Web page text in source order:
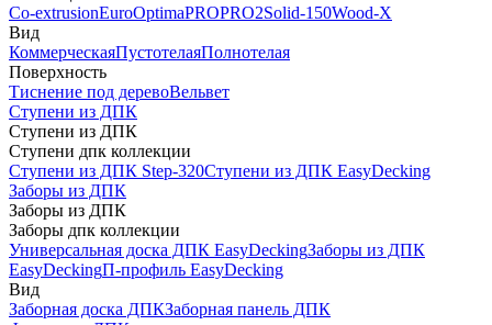
Co-extrusionEuroOptimaPROPRO2Solid-150Wood-X
Вид
КоммерческаяПустотелаяПолнотелая
Поверхность
Тиснение под деревоВельвет
Ступени из ДПК
Ступени из ДПК
Ступени дпк коллекции
Ступени из ДПК Step-320Ступени из ДПК EasyDecking
Заборы из ДПК
Заборы из ДПК
Заборы дпк коллекции
Универсальная доска ДПК EasyDeckingЗаборы из ДПК
EasyDeckingП-профиль EasyDecking
Вид
Заборная доска ДПКЗаборная панель ДПК